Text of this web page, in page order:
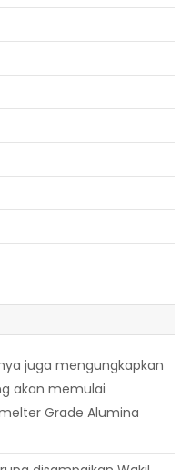
juga mengungkapkan
akan memulai
Grade Alumina